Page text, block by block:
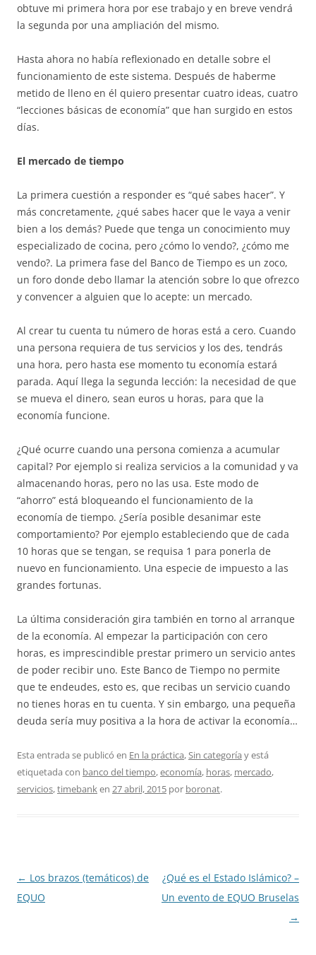
obtuve mi primera hora por ese trabajo y en breve vendrá
la segunda por una ampliación del mismo.
Hasta ahora no había reflexionado en detalle sobre el
funcionamiento de este sistema. Después de haberme
metido de lleno en él quiero presentar cuatro ideas, cuatro
“lecciones básicas de economía” que han surgido en estos
días.
El mercado de tiempo
La primera cuestión a responder es “qué sabes hacer”. Y
más concretamente, ¿qué sabes hacer que le vaya a venir
bien a los demás? Puede que tenga un conocimiento muy
especializado de cocina, pero ¿cómo lo vendo?, ¿cómo me
vendo?. La primera fase del Banco de Tiempo es un zoco,
un foro donde debo llamar la atención sobre lo que ofrezco
y convencer a alguien que lo acepte: un mercado.
Al crear tu cuenta tu número de horas está a cero. Cuando
una persona requiera de tus servicios y los des, tendrás
una hora, pero hasta ese momento tu economía estará
parada. Aquí llega la segunda lección: la necesidad de que
se mueva el dinero, sean euros u horas, para que la
economía funcione.
¿Qué ocurre cuando una persona comienza a acumular
capital? Por ejemplo si realiza servicios a la comunidad y va
almacenando horas, pero no las usa. Este modo de
“ahorro” está bloqueando el funcionamiento de la
economía de tiempo. ¿Sería posible desanimar este
comportamiento? Por ejemplo estableciendo que de cada
10 horas que se tengan, se requisa 1 para ponerla de
nuevo en funcionamiento. Una especie de impuesto a las
grandes fortunas.
La última consideración gira también en torno al arranque
de la economía. Al empezar la participación con cero
horas, es imprescindible prestar primero un servicio antes
de poder recibir uno. Este Banco de Tiempo no permite
que te endeudes, esto es, que recibas un servicio cuando
no tienes horas en tu cuenta. Y sin embargo, una pequeña
deuda sería muy positiva a la hora de activar la economía…
Esta entrada se publicó en En la práctica,Sin categoría y está
etiquetada con banco del tiempo,economía, horas, mercado,
servicios,timebanken 27 abril, 2015 por boronat.
Navegación
de
← Los brazos (temáticos) de
EQUO
¿Qué es el Estado Islámico? –
Un evento de EQUO Bruselas
→